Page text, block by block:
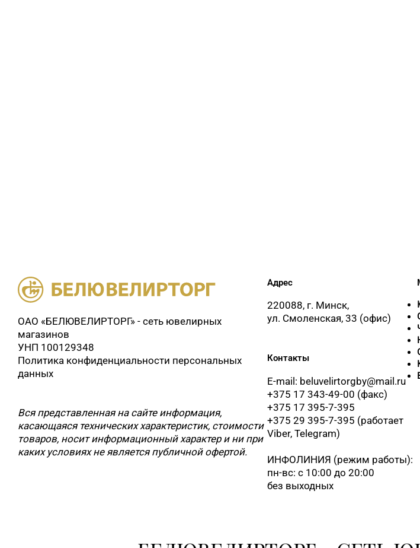
ОАО «БЕЛЮВЕЛИРТОРГ» - сеть ювелирных
магазинов
УНП 100129348
Политика конфиденциальности персональных
данных
Вся представленная на сайте информация,
касающаяся технических характеристик, стоимости
товаров, носит информационный характер и ни при
каких условиях не является публичной офертой.
Адрес
220088, г. Минск,
ул. Смоленская, 33 (офис)
Контакты
E-mail: beluvelirtorgby@mail.ru
+375 17 343-49-00 (факс)
+375 17 395-7-395
+375 29 395-7-395 (работает
Viber, Telegram)
ИНФОЛИНИЯ (режим работы):
пн-вс: с 10:00 до 20:00
без выходных